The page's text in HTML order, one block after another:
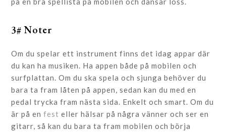
3# Noter
Om du spelar ett instrument finns det idag appar där
du kan ha musiken. Ha appen både på mobilen och
surfplattan. Om du ska spela och sjunga behöver du
bara ta fram låten på appen, sedan kan du med en
pedal trycka fram nästa sida. Enkelt och smart. Om du
är på enfest eller hälsar på några vänner och ser en
gitarr, så kan du bara ta fram mobilen och börja